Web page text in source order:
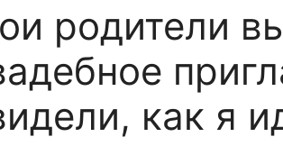
родители
как я